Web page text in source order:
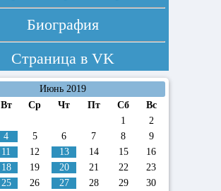
Биография
Страница в VK
Июнь 2019
Вт Ср Чт Пт Сб
Вс
1
2
4 5 6 7 8
9
11 12 13 14 15
16
18 19 20 21 22
23
25 26 27 28 29
30